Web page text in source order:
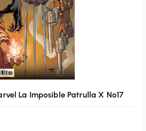
La Imposible Patrulla X Nº17